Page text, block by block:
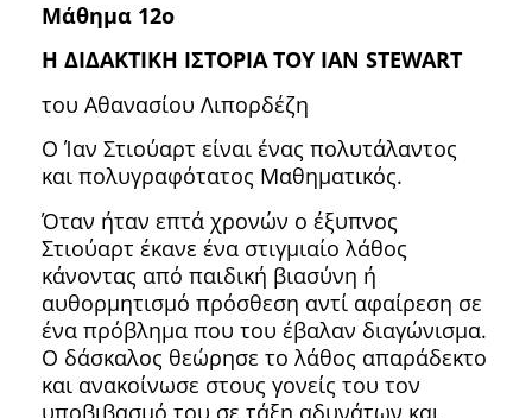
Μάθημα 12ο
Η ΔΙΔΑΚΤΙΚΗ ΙΣΤΟΡΙΑ ΤΟΥ IAN STEWART
του Αθανασίου Λιπορδέζη
Ο Ίαν Στιούαρτ είναι ένας πολυτάλαντος
και πολυγραφότατος Μαθηματικός.
Όταν ήταν επτά χρονών ο έξυπνος
Στιούαρτ έκανε ένα στιγμιαίο λάθος
κάνοντας από παιδική βιασύνη ή
αυθορμητισμό πρόσθεση αντί αφαίρεση σε
ένα πρόβλημα που του έβαλαν διαγώνισμα.
Ο δάσκαλος θεώρησε το λάθος απαράδεκτο
και ανακοίνωσε στους γονείς του τον
υποβιβασμό του σε τάξη αδυνάτων και